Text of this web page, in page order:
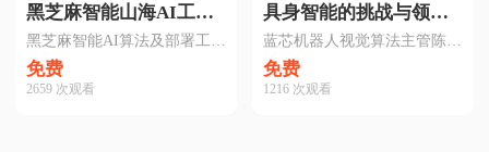
黑芝麻智能山海AI工具
链专场
免费
2659 次观看
具身智能的挑战与领域
发展探析｜2026智猩猩
公开课Solo第5期
免费
1216 次观看